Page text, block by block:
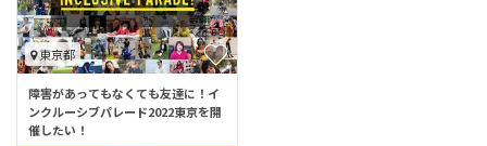
東京都
障害があってもなくても友達に！イ
ンクルーシブパレード2022東京を開
催したい！